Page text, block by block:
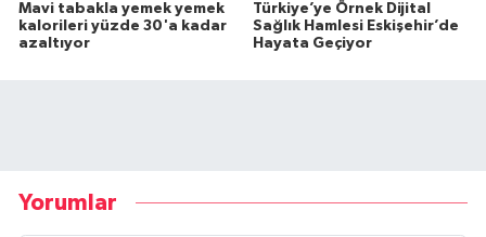
Mavi tabakla yemek yemek
kalorileri yüzde 30'a kadar
azaltıyor
Türkiye’ye Örnek Dijital
Sağlık Hamlesi Eskişehir’de
Hayata Geçiyor
Yorumlar